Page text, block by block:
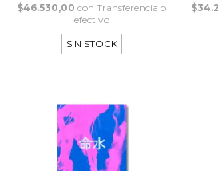
$46.530,00 con Transferencia o
efectivo
SIN STOCK